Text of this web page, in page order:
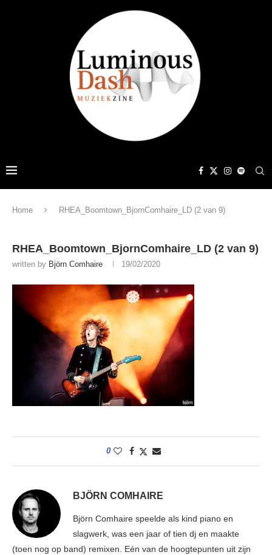
Home RHEA_Boomtown_BjornComhaire_LD (2 van 9)
RHEA_Boomtown_BjornComhaire_LD (2 van 9)
written by Björn Comhaire 19/02/2020
0
BJÖRN COMHAIRE
Björn Comhaire speelde als kind piano en
slagwerk, was een jaar of tien dj en maakte
(toen nog op band) remixen. Eén van de hoogtepunten uit zijn